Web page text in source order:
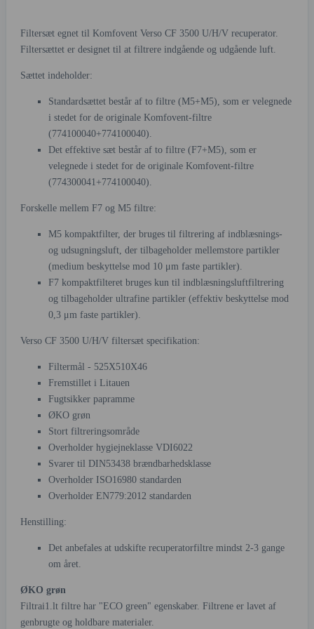
Filtersæt egnet til Komfovent Verso CF 3500 U/H/V recuperator.
Filtersættet er designet til at filtrere indgående og udgående luft.
Sættet indeholder:
Standardsættet består af to filtre (M5+M5), som er velegnede
i stedet for de originale Komfovent-filtre
(774100040+774100040).
Det effektive sæt består af to filtre (F7+M5), som er
velegnede i stedet for de originale Komfovent-filtre
(774300041+774100040).
Forskelle mellem F7 og M5 filtre:
M5 kompaktfilter, der bruges til filtrering af indblæsnings-
og udsugningsluft, der tilbageholder mellemstore partikler
(medium beskyttelse mod 10 μm faste partikler).
F7 kompaktfilteret bruges kun til indblæsningsluftfiltrering
og tilbageholder ultrafine partikler (effektiv beskyttelse mod
0,3 μm faste partikler).
Verso CF 3500 U/H/V filtersæt specifikation:
Filtermål - 525X510X46
Fremstillet i Litauen
Fugtsikker papramme
ØKO grøn
Stort filtreringsområde
Overholder hygiejneklasse VDI6022
Svarer til DIN53438 brændbarhedsklasse
Overholder ISO16980 standarden
Overholder EN779:2012 standarden
Henstilling:
Det anbefales at udskifte recuperatorfiltre mindst 2-3 gange
om året.
ØKO grøn
Filtrai1.lt filtre har "ECO green" egenskaber. Filtrene er lavet af
genbrugte og holdbare materialer.